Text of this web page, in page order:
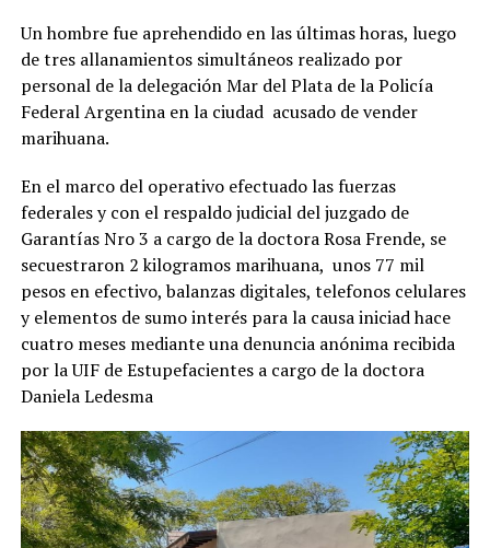
Un hombre fue aprehendido en las últimas horas, luego
de tres allanamientos simultáneos realizado por
personal de la delegación Mar del Plata de la Policía
Federal Argentina en la ciudad acusado de vender
marihuana.
En el marco del operativo efectuado las fuerzas
federales y con el respaldo judicial del juzgado de
Garantías Nro 3 a cargo de la doctora Rosa Frende, se
secuestraron 2 kilogramos marihuana, unos 77 mil
pesos en efectivo, balanzas digitales, telefonos celulares
y elementos de sumo interés para la causa iniciad hace
cuatro meses mediante una denuncia anónima recibida
por la UIF de Estupefacientes a cargo de la doctora
Daniela Ledesma